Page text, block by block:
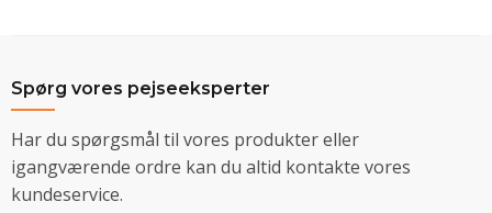
Spørg vores pejseeksperter
Har du spørgsmål til vores produkter eller
igangværende ordre kan du altid kontakte vores
kundeservice.